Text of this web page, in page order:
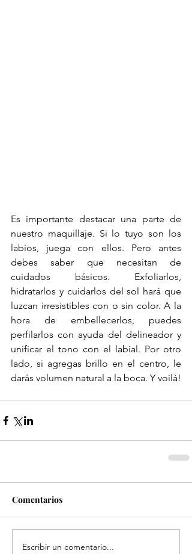
Es importante destacar una parte de
nuestro maquillaje. Si lo tuyo son los
labios, juega con ellos. Pero antes
debes saber que necesitan de
cuidados básicos. Exfoliarlos,
hidratarlos y cuidarlos del sol hará que
luzcan irresistibles con o sin color. A la
hora de embellecerlos, puedes
perfilarlos con ayuda del delineador y
unificar el tono con el labial. Por otro
lado, si agregas brillo en el centro, le
darás volumen natural a la boca. Y voilà!
Comentarios
Escribir un comentario...